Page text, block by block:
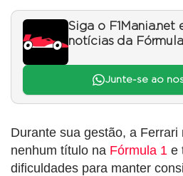
Siga o F1Mania.net
notícias da
Junte-se ao
Durante sua gestão, a Ferrari
nenhum título na Fórmula 1 e
dificuldades para manter